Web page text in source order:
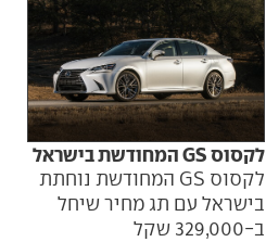
לקסוס GS המחודשת בישראל
לקסוס GS המחודשת נוחתת
בישראל עם תג מחיר שיחל
ב-329,000 שקל